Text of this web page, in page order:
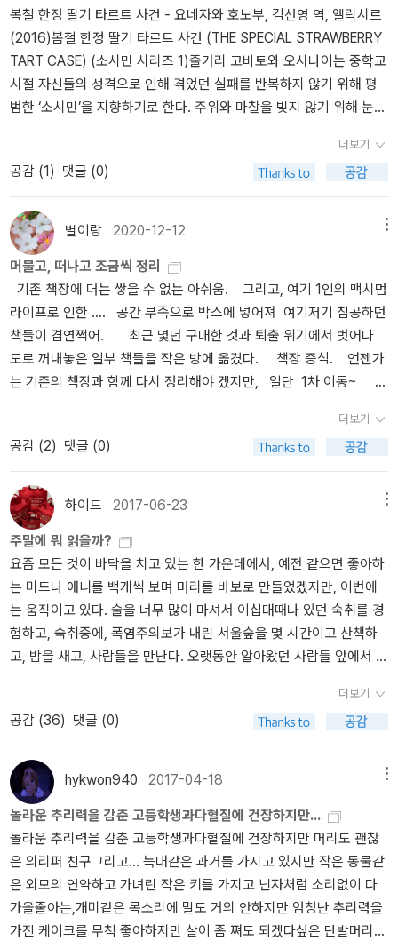
봄철 한정 딸기 타르트 사건 - 요네자와 호노부, 김선영 역, 엘릭시르
(2016)봄철 한정 딸기 타르트 사건 (THE SPECIAL STRAWBERRY
TART CASE) (소시민 시리즈 1)줄거리 고바토와 오사나이는 중학교
시절 자신들의 성격으로 인해 겪었던 실패를 반복하지 않기 위해 평
범한 ‘소시민’을 지향하기로 한다. 주위와 마찰을 빚지 않기 위해 눈에
것이다. 두 사람은 난처한 일에 처했을 때 서로를 핑계 삼아 사람들의
시선으로부터 도망치는 것이 허용되는 유일한 관계이다. 그러나 평범
한 일상을 꿈꿀수록 그들은 운명의 장난처럼 사람들 앞에 나설 수밖
에 없는 일상의 수수께끼와 조우하게 되는데…….페이지p.22 클라크
박사는 홋카이도 대학 학생들에게 ˝신사가 되라˝는 말을 남겼다는데,
나와 오사나이도 비슷한 신조를 가지고 있다. ‘신사‘와 흡사하지만, 그
보다는 사회적 계급이 조금 더 낮은. ‘소시민이 되라.‘ 바로 이것. 일상
의 평온과 안정을 위하여, 나와 오사나이는 소시민을 관철한다. 물론
표현 방식은 조금 다르다. 오사나이는 숨는다. 나는, 웃음으로 얼버무
린다.p.267 ˝아니, 겐고. 나는 영악했어. 그게 싫어서 소시민을 지향
했고.˝ ˝…….˝ ˝이건 비밀인데, 오사나이도 마찬가지야. 둘이서 소시민
괜찮다, 없다. 그래도 목소리를 낮추었다. ˝내가 옛날에 여우였다면,
오사나이는 늑대였어.˝p.293 ˝버릇은 하루아침에 못 고쳐. 바로 완벽
해지려 하다니 우리가 너무 성급했어. 노력하자. 포기하지 말고 느긋
하게 가자고.˝ 우리는 체념과 의례적 무관심을 마음속에 키우며 언젠
가 거머쥘 것이다, 소시민의 별을.분류(교보문고)소설 > 일본소설 >
미스터리/스릴러소설기록2026.03.27(金) (1판 2쇄)노다.한 줄여우
와 늑대의 시간오탈자 (1판 2쇄)고독한 늑대의 마음 → 여우와 늑대
의 마음狐狼の心(코로노코고로). 狐狼(코로)는 1차적으로 ‘여우와
늑대‘, 파생적으로 ‘교활하고 해를 꾀하는 자‘라는 뜻이지만, 여기서는
전자의 의미로 사용되었다. 즉 영악하고 참견하기 좋아하는 여우 ‘고
바토‘와 집념이 강해 복수를 좋아하는 늑대 ‘오사나이‘를 가리킨다. 정
음‘으로 오역하였다.확장소시민 시리즈 - 칸베 마모루(2024)빙과를
그럼에도 빙과와 비교당할 수밖에 없는 운명이다. 2기가 바로 확정된
걸 보면 그럭저럭 인기는 있었나 보다. 원작은 스마트폰 보급 이전이
라서 영상에서 등장인물들이 스마트폰을 사용하는 모습이 낯설었는
데 사건의 내용을 잘 각색했다.도지마 겐고p.24 ˝어이, 거기 너.˝ 또
누가 불러세웠다. 굵은 목소리, 이번에는 제법 거칠다. 오사나이가 일
순 몸을 움찔 굳혔다. 나도 솔직히 깜짝 놀랐다. 이런 곳에서 갑자기
‘너‘라고 불릴 줄은 몰랐다. 일단은 고분고분하게 뒤를 돌아보았다. 거
기에는 목소리에 걸맞게 거친 인상의 남자가 서 있었다. 어깨는 떡 벌
더보기
공감 (1 ) 댓글 (0)
별이랑 2020-12-12
머물고, 떠나고 조금씩 정리
기존 책장에 더는 쌓을 수 없는 아쉬움. 그리고, 여기 1인의 맥시멈
라이프로 인한 .... 공간 부족으로 박스에 넣어져 여기저기 침공하던
책들이 겸연쩍어. 최근 몇년 구매한 것과 퇴출 위기에서 벗어나
도로 꺼내놓은 일부 책들을 작은 방에 옮겼다. 책장 증식. 언젠가
는 기존의 책장과 함께 다시 정리해야 겠지만, 일단 1차 이동~
높은 책.전권 다 읽지도 못함. 읽다가 중단했는데 다른 글만 열심히
파고 있다. <가가 형사 시리즈> 쪼기~ 맨아래 자리 차지한
'히가시노 게이고' 모음. 제법 책장 지분율 높다. 나는 이 시리즈 구
판을 소장중, 개정판 세트 묶음이 더 깔끔하네. 내가 뽑은 작가의
최고 작품 [백야행]. 이후 <가가 형사 시리즈>로 빠져들어서 선호하
는 작가로 신간 출간되면 무작정 구매하고 읽고.... 그리고. 현재. 그
의 작품중 나의 공감지수도 서서히 바뀌어서 이제는 범죄 사건 추리
물 보다는, 좀더 인간의 내면에 치중한 글이 더 좋아진다. [나미야 잡
화점의 기적] [인어어가 잠든 집] [녹나무의 파수꾼] 등등. 스님의
산문집을 읽으면 조금더 정화될까 싶어 부지런히 날랐던 글들 역시
작은 방에 있는 이 책장속 지분율이 있다. 다른 건 모르겠고,
가 일기에.... 가볍게 읽는 글이 더 좋아지면서 은근슬쩍 마니아가
되어버린 '요네자와 호노부' 작품도 정리 후 보니까. 역시나 한자리
떡~하니 차지하고 있구나. 라이트 노벨 . 그리고, 만화책
은 일단 박스만 옮겨놓고 2차 정리 예정. .... 로맨스 소설은 최
후 보루. 정리할 엄두가.
더보기
공감 (2) 댓글 (0)
하이드 2017-06-23
주말에 뭐 읽을까?
요즘 모든 것이 바닥을 치고 있는 한 가운데에서, 예전 같으면 좋아하
는 미드나 애니를 백개씩 보며 머리를 바보로 만들었겠지만, 이번에
는 움직이고 있다. 술을 너무 많이 마셔서 이십대때나 있던 숙취를 경
험하고, 숙취중에, 폭염주의보가 내린 서울숲을 몇 시간이고 산책하
고, 밤을 새고, 사람들을 만난다. 오랫동안 알아왔던 사람들 앞에서 내
해서 이야기를 듣는다. 미안한 마음과 고마운 마음이 마구 엉키고, 열
심히 생각하고, 움직여 보려고 한다. to do list 보다는 done list 를
만들어서, 오늘 내가 한 일들을 적어나갈 것이다. 그런 의미에서 신간
마실도 부지런히 할꺼야. 책이 있어서 얼마나 다행인가. 지금 슬퍼 하
는 우리 모두에게.. 그리고, 나는 고양이도 있다! 여름이니깐 추리소설
들부터 모아본다. <밤은 짧아, 걸어 이 아가씨야>의 모리미 도미히코
의 신간이다. '미묘한 심리 묘사를 유지하면서 여행과 열차, 그리고 괴
이한 경험담을 주제로 여름밤에 읽기 좋은 서늘하고 오싹한 세계를
펼치고 있다.' 첫번째 밤에서 마지막 밤(다섯번째 밤)까지 다섯개의
단편이 나온 276페이지의 단편집 히가시노 게이고의 <위험한 비너
스>는 예판중이다. (7월 3일 출고) '동물병원 수의사 데시마 하쿠로
더보기
공감 (36) 댓글 (0)
hykwon940 2017-04-18
놀라운 추리력을 감춘 고등학생과다혈질에 건장하지만...
놀라운 추리력을 감춘 고등학생과다혈질에 건장하지만 머리도 괜찮
은 의리퍼 친구그리고... 늑대같은 과거를 가지고 있지만 작은 동물같
은 외모의 연약하고 가녀린 작은 키를 가지고 닌자처럼 소리없이 다
가올줄아는,개미같은 목소리에 말도 거의 안하지만 엄청난 추리력을
가진 케이크를 무척 좋아하지만 살이 좀 쪄도 되겠다싶은 단발머리